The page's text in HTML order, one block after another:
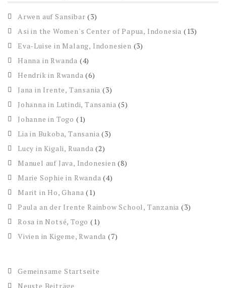
Arwen auf Sansibar (3)
Asi in the Women's Center of Papua, Indonesia (13)
Eva-Luise in Malang, Indonesien (3)
Hanna in Rwanda (4)
Hendrik in Rwanda (6)
Jana in Irente, Tansania (3)
Johanna in Lutindi, Tansania (5)
Johanne in Togo (1)
Lia in Bukoba, Tansania (3)
Lucy in Kigali, Ruanda (2)
Manuel auf Java, Indonesien (8)
Marie Sophie in Rwanda (4)
Marit in Ho, Ghana (1)
Paula an der Irente Rainbow School, Tanzania (3)
Rosa in Notsé, Togo (1)
Vivien in Kigeme, Rwanda (7)
Gemeinsame Startseite
Neuste Beiträge